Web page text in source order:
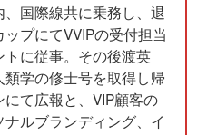
国際線共に乗務し、退
プにてVVIPの受付担当
に従事。その後渡英
学の修士号を取得し帰
て広報と、VIP顧客の
ルブランディング、イ